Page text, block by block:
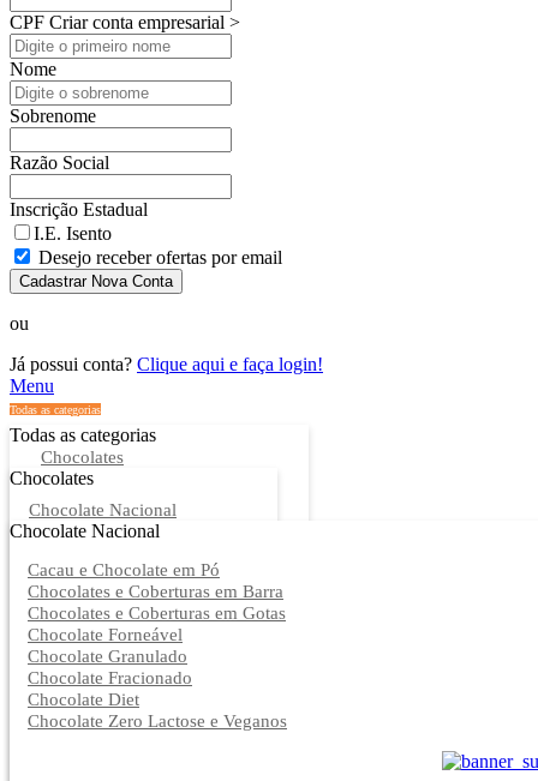
CPF Criar conta empresarial >
Nome
Sobrenome
Razão Social
Inscrição Estadual
I.E. Isento
Desejo receber ofertas por email
Cadastrar Nova Conta
ou
Já possui conta? Clique aqui e faça login!
Menu
Todas as categorias
Todas as categorias
Chocolates
Chocolates
Chocolate Nacional
Chocolate Nacional
Cacau e Chocolate em Pó
Chocolates e Coberturas em Barra
Chocolates e Coberturas em Gotas
Chocolate Forneável
Chocolate Granulado
Chocolate Fracionado
Chocolate Diet
Chocolate Zero Lactose e Veganos